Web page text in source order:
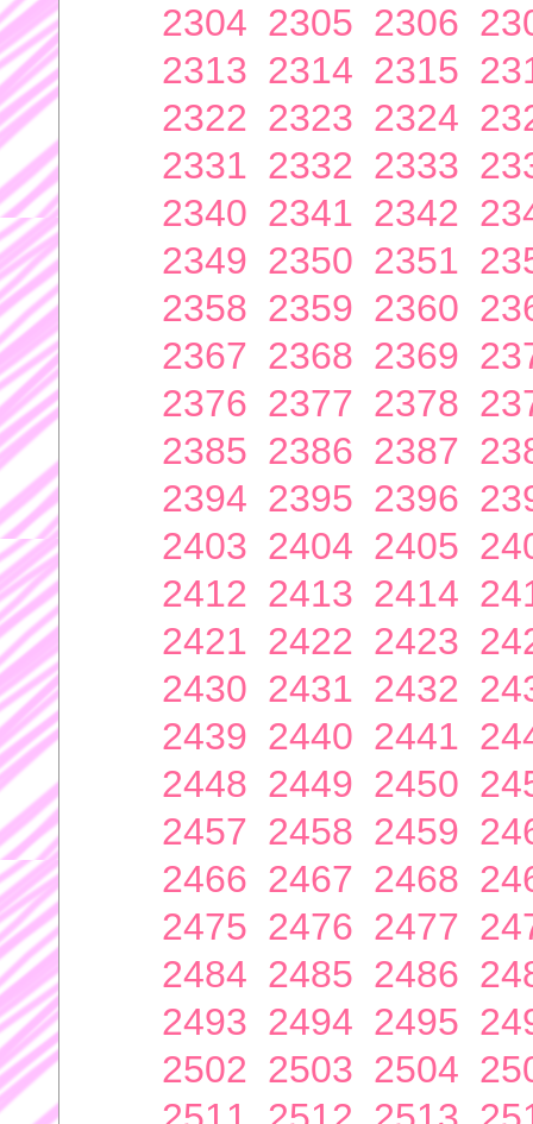
2304 2305 2306
2313 2314 2315
2322 2323 2324
2331 2332 2333
2340 2341 2342
2349 2350 2351
2358 2359 2360
2367 2368 2369
2376 2377 2378
2385 2386 2387
2394 2395 2396
2403 2404 2405
2412 2413 2414
2421 2422 2423
2430 2431 2432
2439 2440 2441
2448 2449 2450
2457 2458 2459
2466 2467 2468
2475 2476 2477
2484 2485 2486
2493 2494 2495
2502 2503 2504